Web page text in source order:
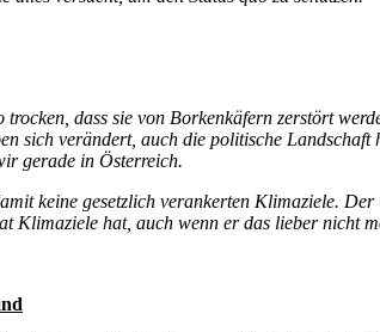
dass sie von Borkenkäfern zerstört
sich verändert, auch die politische
gerade in Österreich.
keine gesetzlich verankerten Klimaziele.
Klimaziele hat, auch wenn er das lieber nicht